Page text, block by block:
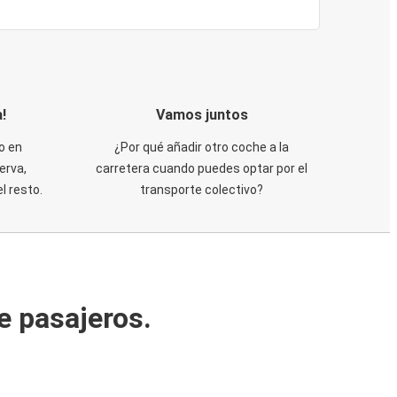
en
resto.
Vamos juntos
¿Por qué añadir otro coche a la
carretera cuando puedes optar por el
transporte colectivo?
pasajeros.